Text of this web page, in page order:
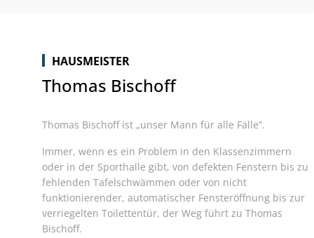
HAUSMEISTER
Thomas Bischoff
Thomas Bischoff ist „unser Mann für alle Fälle”.
Immer, wenn es ein Problem in den Klassenzimmern
oder in der Sporthalle gibt, von defekten Fenstern bis zu
fehlenden Tafelschwämmen oder von nicht
funktionierender, automatischer Fensteröffnung bis zur
verriegelten Toilettentür, der Weg führt zu Thomas
Bischoff.